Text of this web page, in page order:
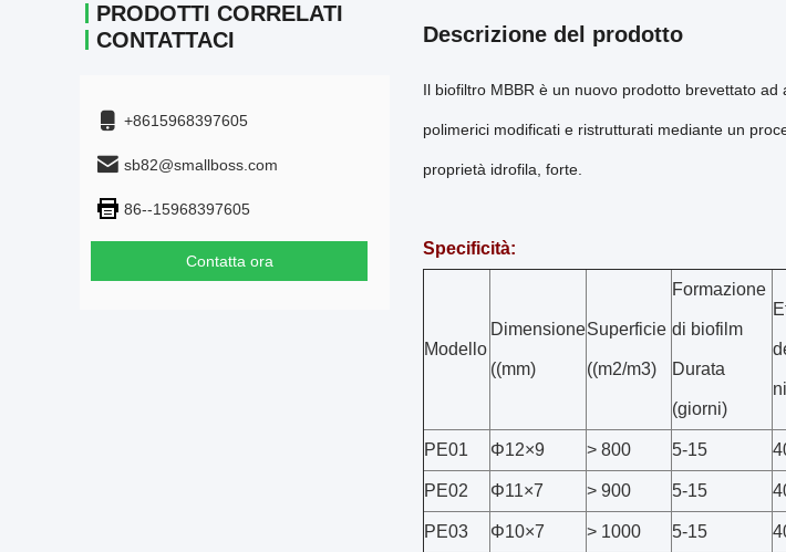
PRODOTTI CORRELATI
CONTATTACI
+8615968397605
sb82@smallboss.com
86--15968397605
Contatta ora
Descrizione del prodotto
Il biofiltro MBBR è un nuovo prodotto brevettato
polimerici modificati e ristrutturati mediante un
proprietà idrofila, forte.
Specificità:
Modello
Dimensione
((mm)
Superficie
((m2/m3)
Formazione
di biofilm
Durata
(giorni)
PE01 Φ12×9 > 800 5-15
PE02 Φ11×7 > 900 5-15
PE03 Φ10×7 > 1000 5-15